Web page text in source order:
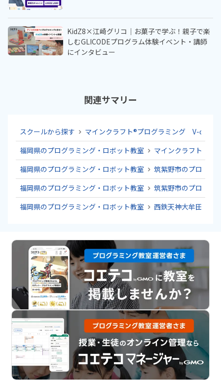
KidZ8×江崎グリコ｜お菓子で学ぶ！親子で楽
しむGLICODEプログラム体験イベント・講師
にインタビュー
関連サマリー
スクールから探す
マインクラフト®プログラミング V-code
福岡県のプログラミング・ロボット教室
マインクラフト®プ
福岡県のプログラミング・ロボット教室
筑紫野市のプログラ
福岡県のプログラミング・ロボット教室
筑紫野市のプログラ
福岡県のプログラミング・ロボット教室
西鉄天神大牟田線の